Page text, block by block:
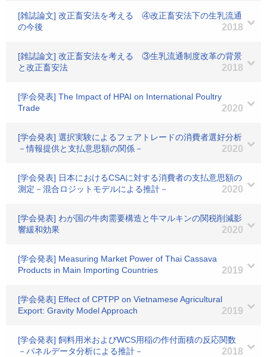
[雑誌論文] 改正畜安法を考える ④改正畜安法下の生乳流通
の今後
2018
[雑誌論文] 改正畜安法を考える ③生乳流通制度改革の背景
と改正畜安法
2018
[学会発表] The Impact of HPAI on International Poultry
Trade
2020
[学会発表] 選択実験によるフェアトレードの消費者選好分析
－情報提供と支払意思額の関係－
2020
[学会発表] 日本におけるCSAに対する消費者の支払意思額の
測定－混合ロジットモデルによる推計－
2020
[学会発表] わが国の牛肉需要構造と牛マルキンの関税削減影
響緩和効果
2020
[学会発表] Measuring Market Power of Thai Cassava
Products in Main Importing Countries
2019
[学会発表] Effect of CPTPP on Vietnamese Agricultural
Export: Gravity Model Approach
2019
[学会発表] 飼料用米およびWCS用稲の作付面積の反応関数
－パネルデータ分析による推計－
2018